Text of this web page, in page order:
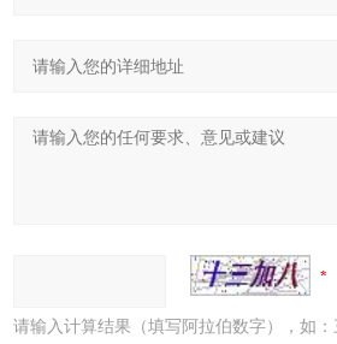
请输入计算结果（填写阿拉伯数字），如：